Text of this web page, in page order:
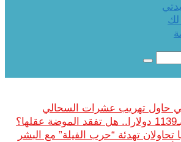
لك
حاول تهريب عشرات السحالي
تحاولان تهدئة “حرب الفيلة” مع البشر